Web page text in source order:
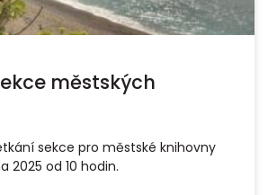
městských
sekce pro městské knihovny
2025 od 10 hodin.